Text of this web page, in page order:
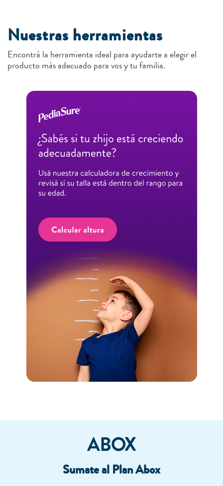
Nuestras herramientas
Encontrá la herramienta ideal para ayudarte a elegir el
producto más adecuado para vos y tu familia.
Sumate al Plan Abox